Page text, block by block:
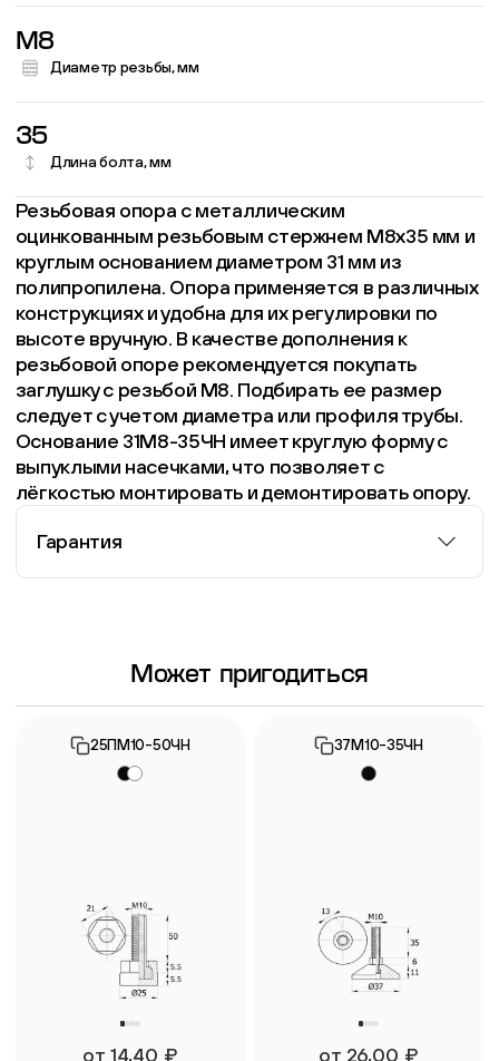
M8
Диаметр резьбы, мм
35
Длина болта, мм
Резьбовая опора с металлическим
оцинкованным резьбовым стержнем M8x35 мм и
круглым основанием диаметром 31 мм из
полипропилена. Опора применяется в различных
конструкциях и удобна для их регулировки по
высоте вручную. В качестве дополнения к
резьбовой опоре рекомендуется покупать
заглушку с резьбой М8. Подбирать ее размер
следует с учетом диаметра или профиля трубы.
Основание 31М8-35ЧН имеет круглую форму с
выпуклыми насечками, что позволяет с
лёгкостью монтировать и демонтировать опору.
Гарантия
Информация о гарантии
Может пригодиться
25ПМ10-50ЧН
от 14,40 ₽
37М10-35ЧН
от 26,00 ₽